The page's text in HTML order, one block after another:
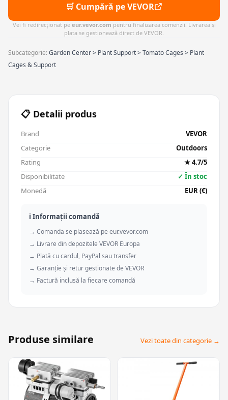
🛒 Cumpără pe VEVOR
Vei fi redirecționat pe eur.vevor.com pentru finalizarea comenzii. Livrarea și
plata se gestionează direct de VEVOR.
Subcategorie:Garden Center > Plant Support > Tomato Cages > Plant
Cages & Support
📋 Detalii produs
Brand
VEVOR
Categorie
Outdoors
Rating
★ 4.7/5
Disponibilitate
✓ În stoc
Monedă
EUR (€)
ℹ️ Informații comandă
→ Comanda se plasează pe eur.vevor.com
→ Livrare din depozitele VEVOR Europa
→ Plată cu cardul, PayPal sau transfer
→ Garanție și retur gestionate de VEVOR
→ Factură inclusă la fiecare comandă
Produse similare Vezi toate din categorie →